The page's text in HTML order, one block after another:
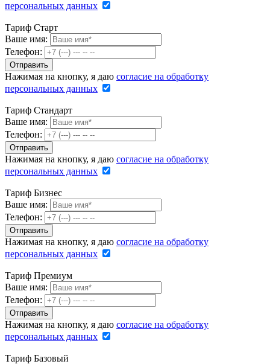
персональных данных
Тариф Старт
Ваше имя:
Телефон:
Нажимая на кнопку, я даю согласие на обработку
персональных данных
Тариф Стандарт
Ваше имя:
Телефон:
Нажимая на кнопку, я даю согласие на обработку
персональных данных
Тариф Бизнес
Ваше имя:
Телефон:
Нажимая на кнопку, я даю согласие на обработку
персональных данных
Тариф Премиум
Ваше имя:
Телефон:
Нажимая на кнопку, я даю согласие на обработку
персональных данных
Тариф Базовый